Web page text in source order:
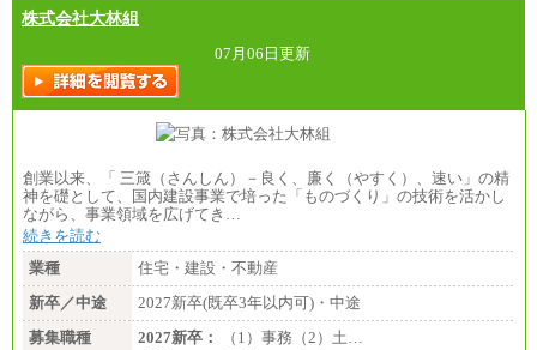
株式会社大林組
07月06日更新
創業以来、「 三箴（さんしん）－良く、廉く（やすく）、速い」の精
神を礎として、国内建設事業で培った「ものづくり」の技術を活かし
ながら、事業領域を広げてき…
続きを読む
業種
住宅・建設・不動産
新卒／中途
2027新卒(既卒3年以内可)・中途
募集職種
2027新卒：
（1）事務（2）土…